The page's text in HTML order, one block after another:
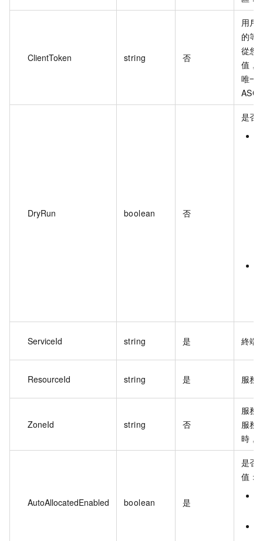
ClientToken string 否
用戶
的等
從您
值，
唯一
DryRun boolean 否
是否
ServiceId string 是 終端
ResourceId string 是 服務
ZoneId string 否
服務
服務
時，
AutoAllocatedEnabled boolean 是
是否
值：